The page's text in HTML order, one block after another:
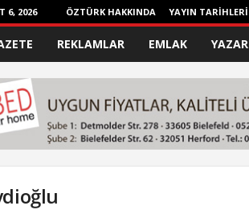
6, 2026 ÖZTÜRK HAKKINDA YAYIN TARİHLERİ
REKLAMLAR EMLAK